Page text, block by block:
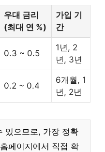
우대 금리
(최대 연 %)
가입 기
간
0.3 ~ 0.5
1년, 2
년, 3년
0.2 ~ 0.4
6개월, 1
년, 2년
있으므로, 가장 정확
페이지에서 직접 확